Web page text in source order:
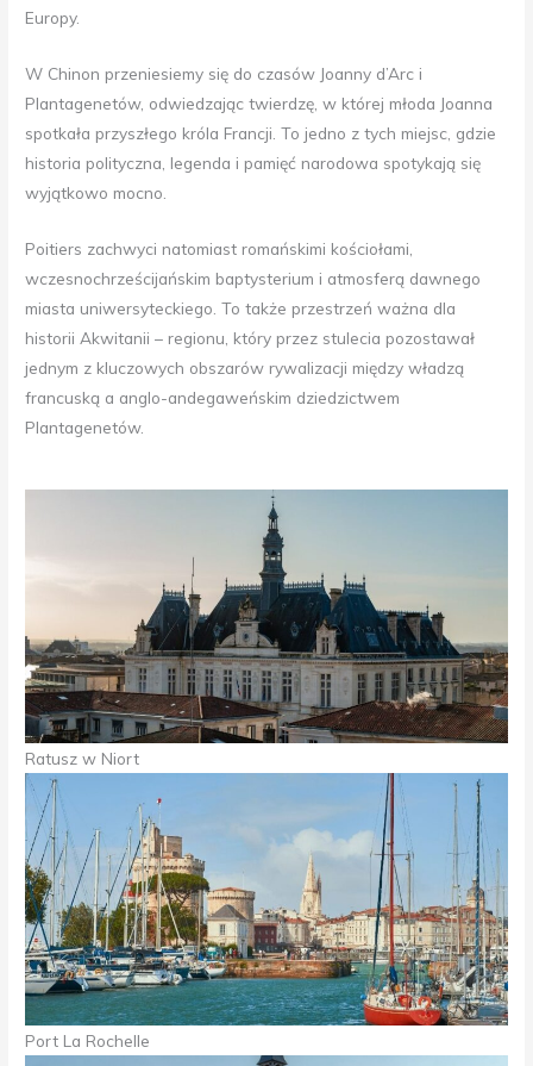
Europy.
W Chinon przeniesiemy się do czasów Joanny d’Arc i
Plantagenetów, odwiedzając twierdzę, w której młoda Joanna
spotkała przyszłego króla Francji. To jedno z tych miejsc, gdzie
historia polityczna, legenda i pamięć narodowa spotykają się
wyjątkowo mocno.
Poitiers zachwyci natomiast romańskimi kościołami,
wczesnochrześcijańskim baptysterium i atmosferą dawnego
miasta uniwersyteckiego. To także przestrzeń ważna dla
historii Akwitanii – regionu, który przez stulecia pozostawał
jednym z kluczowych obszarów rywalizacji między władzą
francuską a anglo-andegaweńskim dziedzictwem
Plantagenetów.
Ratusz w Niort
Port La Rochelle